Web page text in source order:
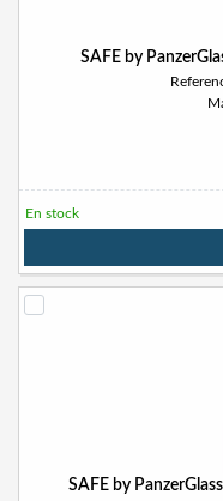
SAFE by
En stock
SAFE by